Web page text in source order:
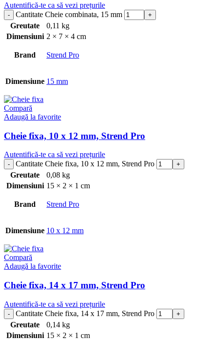
Autentifică-te ca să vezi prețurile
Cantitate Cheie combinata, 15 mm
Greutate
0,11 kg
Dimensiuni 2 × 7 × 4 cm
Brand Strend Pro
Dimensiune 15 mm
Compară
Adaugă la favorite
Cheie fixa, 10 x 12 mm, Strend Pro
Autentifică-te ca să vezi prețurile
Cantitate Cheie fixa, 10 x 12 mm, Strend Pro
Greutate
0,08 kg
Dimensiuni 15 × 2 × 1 cm
Brand Strend Pro
Dimensiune 10 x 12 mm
Compară
Adaugă la favorite
Cheie fixa, 14 x 17 mm, Strend Pro
Autentifică-te ca să vezi prețurile
Cantitate Cheie fixa, 14 x 17 mm, Strend Pro
Greutate
0,14 kg
Dimensiuni 15 × 2 × 1 cm